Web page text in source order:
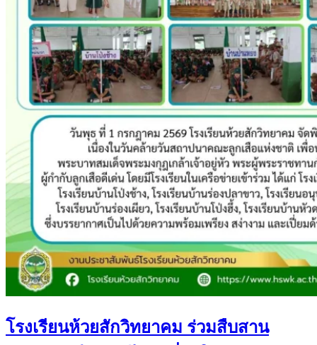
โรงเรียนห้วยสักวิทยาคม ร่วมสืบสาน